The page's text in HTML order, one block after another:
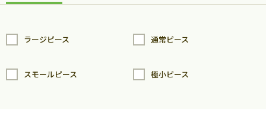
ラージピース 通常ピース
スモールピース 極小ピース